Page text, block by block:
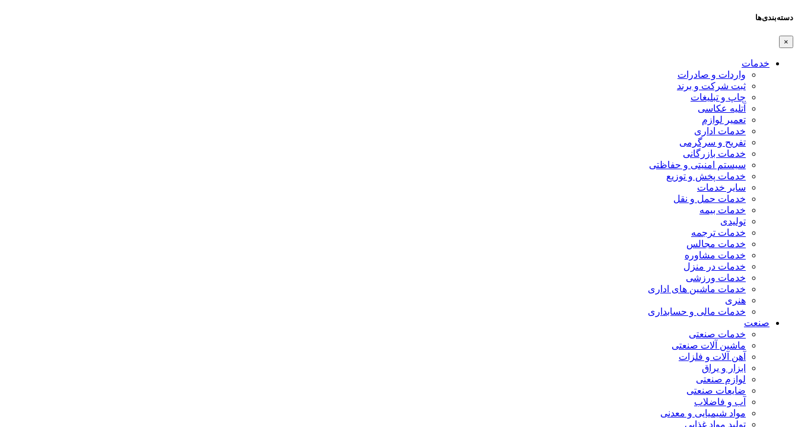
دسته‌بندی‌ها
×
خدمات
واردات و صادرات
ثبت شرکت و برند
چاپ و تبلیغات
آتلیه عکاسی
تعمیر لوازم
خدمات اداری
تفریح و سرگرمی
خدمات بازرگانی
سیستم امنیتی و حفاظتی
خدمات پخش و توزیع
سایر خدمات
خدمات حمل و نقل
خدمات بیمه
تولیدی
خدمات ترجمه
خدمات مجالس
خدمات مشاوره
خدمات در منزل
خدمات ورزشی
خدمات ماشین های اداری
هنری
خدمات مالی و حسابداری
صنعت
خدمات صنعتی
ماشین آلات صنعتی
آهن آلات و فلزات
ابزار و یراق
لوازم صنعتی
ضایعات صنعتی
آب و فاضلاب
مواد شیمیایی و معدنی
تولید مواد غذایی